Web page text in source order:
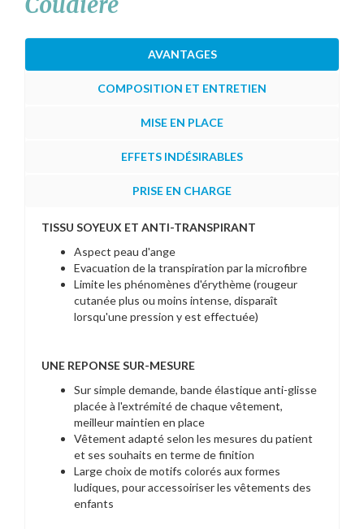
AVANTAGES
COMPOSITION ET ENTRETIEN
MISE EN PLACE
EFFETS INDÉSIRABLES
PRISE EN CHARGE
TISSU SOYEUX ET ANTI-TRANSPIRANT
Aspect peau d'ange
Evacuation de la transpiration par la microfibre
Limite les phénomènes d'érythème (rougeur
cutanée plus ou moins intense, disparaît
lorsqu'une pression y est effectuée)
UNE REPONSE SUR-MESURE
Sur simple demande, bande élastique anti-glisse
placée à l'extrémité de chaque vêtement,
meilleur maintien en place
Vêtement adapté selon les mesures du patient
et ses souhaits en terme de finition
Large choix de motifs colorés aux formes
ludiques, pour accessoiriser les vêtements des
enfants